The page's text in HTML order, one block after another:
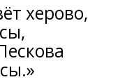
херово,